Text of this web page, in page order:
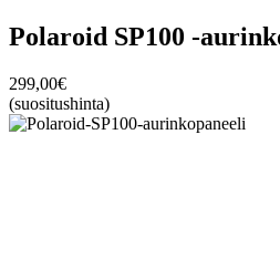
Polaroid SP100 -
299,00€
(suositushinta)